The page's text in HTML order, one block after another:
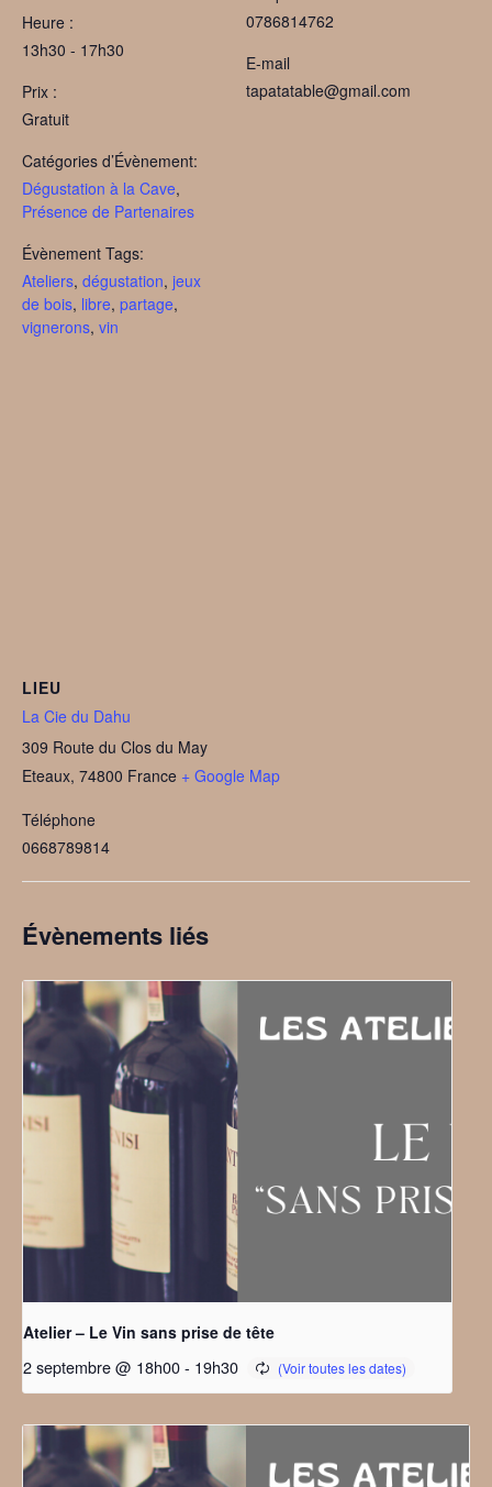
Heure :
13h30 - 17h30
Prix :
Gratuit
Catégories d’Évènement:
Dégustation à la Cave,
Présence de Partenaires
Évènement Tags:
Ateliers, dégustation, jeux
de bois, libre, partage,
vignerons, vin
0786814762
E-mail
tapatatable@gmail.com
LIEU
La Cie du Dahu
309 Route du Clos du May
Eteaux, 74800 France + Google Map
Téléphone
0668789814
Évènements liés
Atelier – Le Vin sans prise de tête
2 septembre @ 18h00- 19h30